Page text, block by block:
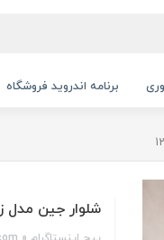
برنامه اندروید فروشگاه
شلوار جین مدل